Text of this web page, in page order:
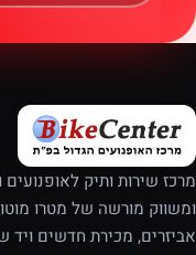
מרכז שירות ותיק
אביזרים, מכירת חדשים ויד